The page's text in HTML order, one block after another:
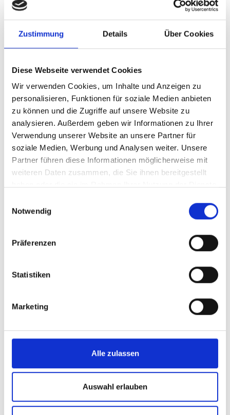
Zustimmung Details Über Cookies
Diese Webseite verwendet Cookies
Wir verwenden Cookies, um Inhalte und Anzeigen zu
personalisieren, Funktionen für soziale Medien anbieten
zu können und die Zugriffe auf unsere Website zu
analysieren. Außerdem geben wir Informationen zu Ihrer
Verwendung unserer Website an unsere Partner für
soziale Medien, Werbung und Analysen weiter. Unsere
Partner führen diese Informationen möglicherweise mit
weiteren Daten zusammen, die Sie ihnen bereitgestellt
Notwendig
Präferenzen
Statistiken
Marketing
Alle zulassen
Auswahl erlauben
$color-brand-light
$color-brand
$color-error